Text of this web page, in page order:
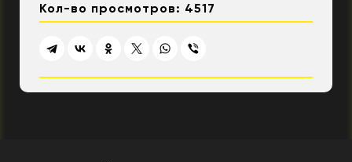
Кол-во просмотров: 4517